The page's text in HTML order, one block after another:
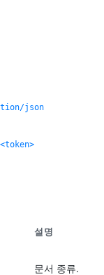
json
설명
문서 종류.